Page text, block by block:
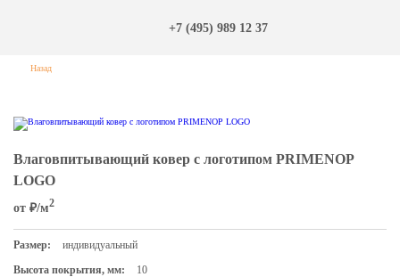
+7 (495) 989 12 37
Назад
Влаговпитывающий ковер с логотипом PRIMENOP
LOGO
от ₽/м2
Размер:
индивидуальный
Высота покрытия, мм:
10